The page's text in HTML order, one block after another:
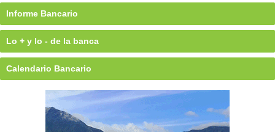
Informe Bancario
Lo + y lo - de la banca
Calendario Bancario